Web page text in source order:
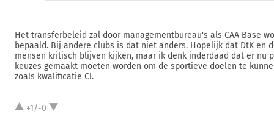
Het transferbeleid zal door managementbureau's als CAA Base
bepaald. Bij andere clubs is dat niet anders. Hopelijk dat DtK en
mensen kritisch blijven kijken, maar ik denk inderdaad dat er nu
keuzes gemaakt moeten worden om de sportieve doelen te
zoals kwalificatie Cl.
+1/-0